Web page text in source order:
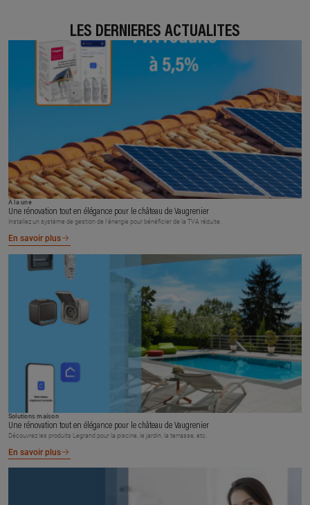
LES DERNIÈRES ACTUALITÉS
À la une
Une rénovation tout en élégance pour le château de Vaugrenier
Installez un système de gestion de l’énergie pour bénéficier de la TVA réduite.
En savoir plus
Solutions maison
Une rénovation tout en élégance pour le château de Vaugrenier
Découvrez les produits Legrand pour la piscine, le jardin, la terrasse, etc.
En savoir plus